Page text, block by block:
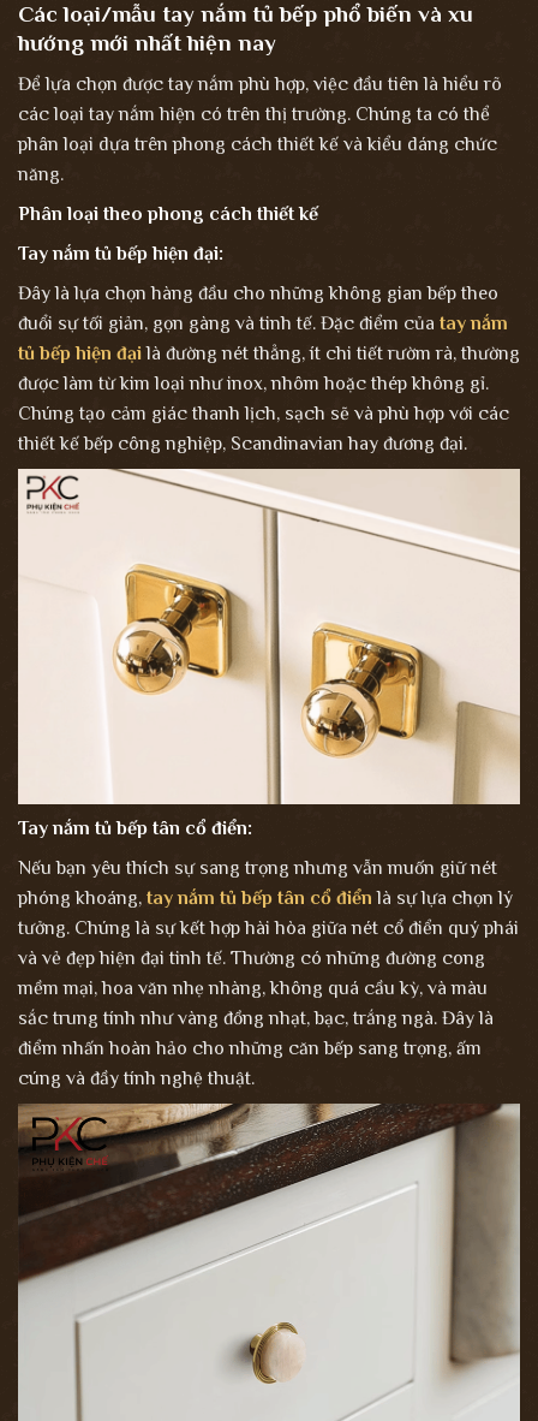
Các loại/mẫu tay nắm tủ bếp phổ biến và xu
hướng mới nhất hiện nay
Để lựa chọn được tay nắm phù hợp, việc đầu tiên là hiểu rõ
các loại tay nắm hiện có trên thị trường. Chúng ta có thể
phân loại dựa trên phong cách thiết kế và kiểu dáng chức
năng.
Phân loại theo phong cách thiết kế
Tay nắm tủ bếp hiện đại:
Đây là lựa chọn hàng đầu cho những không gian bếp theo
đuổi sự tối giản, gọn gàng và tinh tế. Đặc điểm của tay nắm
tủ bếp hiện đạilà đường nét thẳng, ít chi tiết rườm rà, thường
được làm từ kim loại như inox, nhôm hoặc thép không gỉ.
Chúng tạo cảm giác thanh lịch, sạch sẽ và phù hợp với các
thiết kế bếp công nghiệp, Scandinavian hay đương đại.
Tay nắm tủ bếp tân cổ điển:
Nếu bạn yêu thích sự sang trọng nhưng vẫn muốn giữ nét
phóng khoáng, tay nắm tủ bếp tân cổ điển là sự lựa chọn lý
tưởng. Chúng là sự kết hợp hài hòa giữa nét cổ điển quý phái
và vẻ đẹp hiện đại tinh tế. Thường có những đường cong
mềm mại, hoa văn nhẹ nhàng, không quá cầu kỳ, và màu
sắc trung tính như vàng đồng nhạt, bạc, trắng ngà. Đây là
điểm nhấn hoàn hảo cho những căn bếp sang trọng, ấm
cúng và đầy tính nghệ thuật.